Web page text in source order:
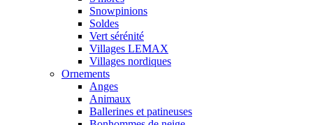
Snowpinions
Soldes
Vert sérénité
Villages LEMAX
Villages nordiques
Ornements
Anges
Animaux
Ballerines et patineuses